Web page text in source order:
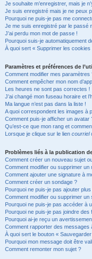
Je souhaite m’enregistrer, mais je
Je suis enregistré mais je ne peux
Pourquoi ne puis-je pas me
Je me suis enregistré par le passé
J’ai perdu mon mot de passe !
Pourquoi suis-je automatiquement
À quoi sert « Supprimer les cookies
Paramètres et préférences de
Comment modifier mes paramètres
Comment empêcher mon nom
Les heures ne sont pas correctes !
J’ai changé mon fuseau horaire et
Ma langue n’est pas dans la liste !
A quoi correspondent les images à
Comment puis-je afficher un avatar
Qu’est-ce que mon rang et
Lorsque je clique sur le lien courriel
Problèmes liés à la publication
Comment créer un nouveau sujet
Comment modifier ou supprimer un
Comment ajouter une signature à
Comment créer un sondage ?
Pourquoi ne puis-je pas ajouter
Comment modifier ou supprimer un
Pourquoi ne puis-je pas accéder à
Pourquoi ne puis-je pas joindre
Pourquoi ai-je reçu un
Comment rapporter des messages
À quoi sert le bouton «
Pourquoi mon message doit être
Comment remonter mon sujet ?